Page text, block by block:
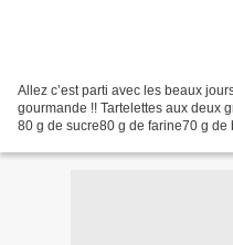
Allez c’est parti avec les beaux
gourmande !! Tartelettes aux deux
80 g de sucre80 g de farine70 g